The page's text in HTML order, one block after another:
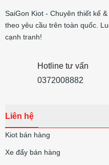
SaiGon Kiot - Chuyên thiết kế
theo yêu cầu trên toàn quốc.
cạnh tranh!
Hotline tư vấn
0372008882
Liên hệ
Kiot bán hàng
Xe đẩy bán hàng